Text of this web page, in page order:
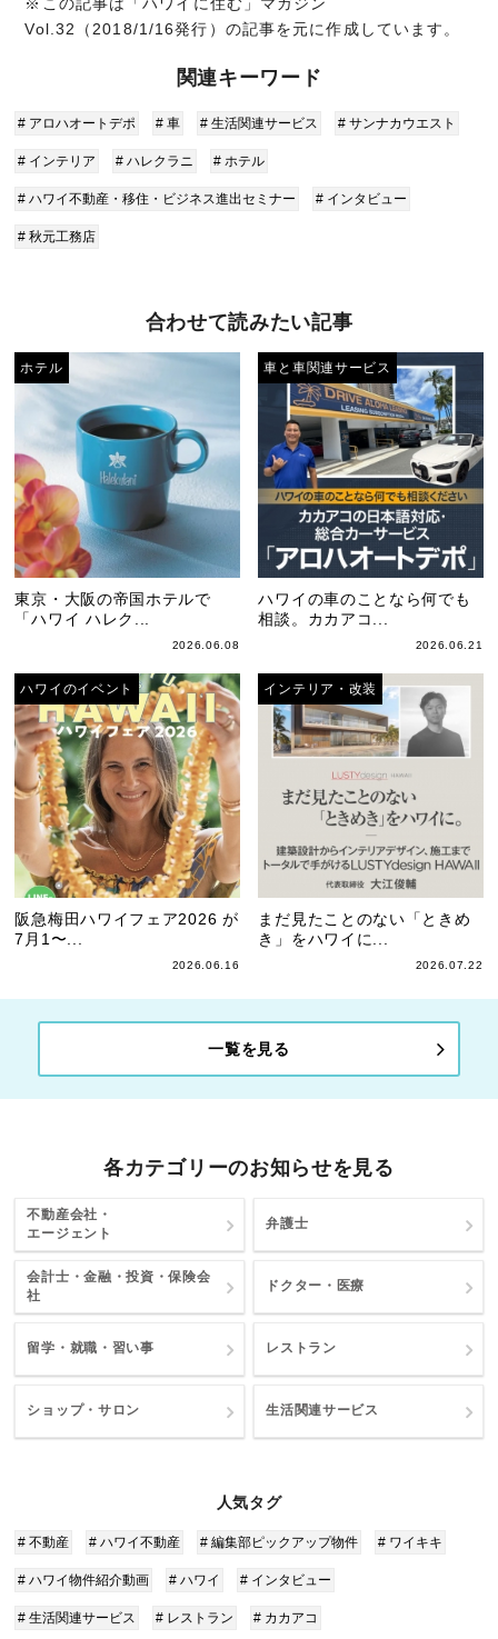
※この記事は「ハワイに住む」マガジン
Vol.32（2018/1/16発行）の記事を元に作成しています。
関連キーワード
# アロハオートデポ # 車 # 生活関連サービス # サンナカウエスト
# インテリア # ハレクラニ # ホテル
# ハワイ不動産・移住・ビジネス進出セミナー # インタビュー
# 秋元工務店
合わせて読みたい記事
ホテル
東京・大阪の帝国ホテルで
「ハワイ ハレク...
2026.06.08
車と車関連サービス
ハワイの車のことなら何でも
相談。カカアコ...
2026.06.21
ハワイのイベント
阪急梅田ハワイフェア2026 が
7月1〜...
2026.06.16
インテリア・改装
まだ見たことのない「ときめ
き」をハワイに...
2026.07.22
一覧を見る
各カテゴリーのお知らせを見る
不動産会社・
エージェント
弁護士
会計士・金融・投資・保険会
社
ドクター・医療
留学・就職・習い事 レストラン
ショップ・サロン 生活関連サービス
人気タグ
# 不動産 # ハワイ不動産 # 編集部ピックアップ物件 # ワイキキ
# ハワイ物件紹介動画 # ハワイ # インタビュー
# 生活関連サービス # レストラン # カカアコ